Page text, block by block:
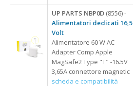
UP PARTS NBP0D (8556) -
Alimentatori dedicati 16,5
Volt
Alimentatore 60 W AC
Adapter Comp Apple
MagSafe2 Type "T" -16.5V
3,65A connettore magnetic
scheda e compatibilità